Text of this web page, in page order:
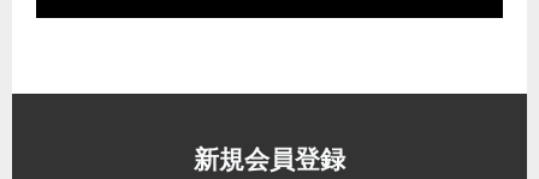
新規会員登録